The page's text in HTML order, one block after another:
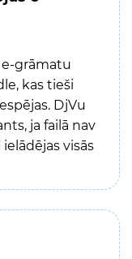
e-grāmatu
kas tieši
DjVu
ja failā nav
visās